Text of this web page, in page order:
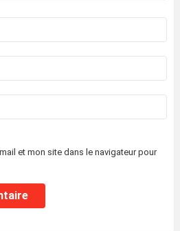
et mon site dans le navigateur pour